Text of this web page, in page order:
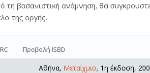
τη βασανιστική ανάμνηση, θα
της οργής.
Προβολή ISBD
Αθήνα, Μεταίχμιο, 1η έκδοση,